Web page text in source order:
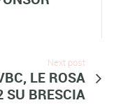
Next post
LE ROSA
SU BRESCIA